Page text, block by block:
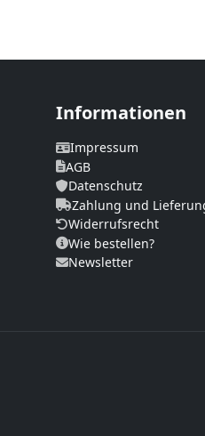
Informationen
Impressum
AGB
Datenschutz
Zahlung und
Widerrufsrecht
Wie bestellen?
Newsletter